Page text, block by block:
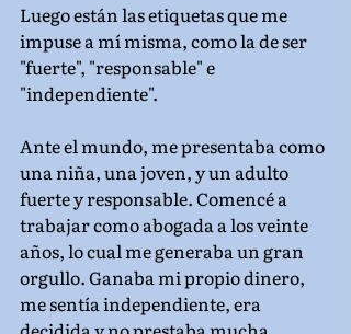
Luego están las etiquetas que me
impuse a mí misma, como la de ser
"fuerte", "responsable" e
"independiente".
Ante el mundo, me presentaba como
una niña, una joven, y un adulto
fuerte y responsable. Comencé a
trabajar como abogada a los veinte
años, lo cual me generaba un gran
orgullo. Ganaba mi propio dinero,
me sentía independiente, era